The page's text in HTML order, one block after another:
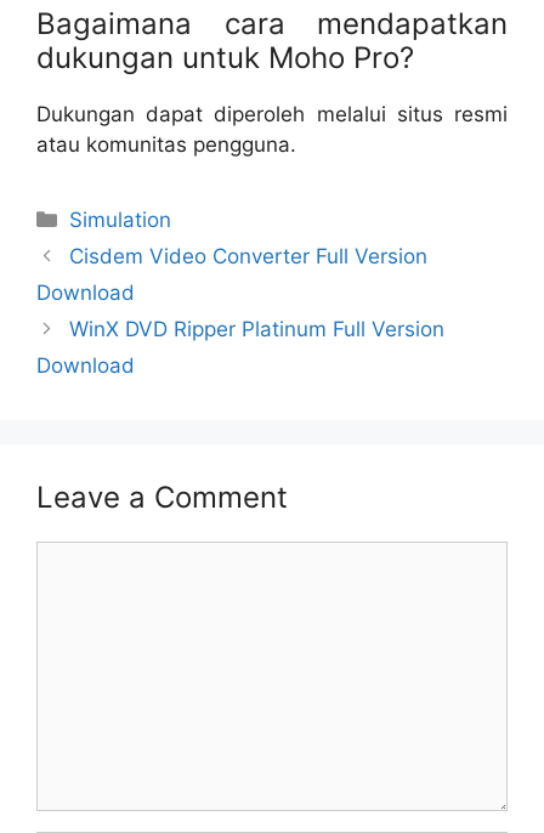
Bagaimana cara mendapatkan
dukungan untuk Moho Pro?
Dukungan dapat diperoleh melalui situs resmi
atau komunitas pengguna.
Categories
Simulation
Cisdem Video Converter Full Version
Download
WinX DVD Ripper Platinum Full Version
Download
Leave a Comment